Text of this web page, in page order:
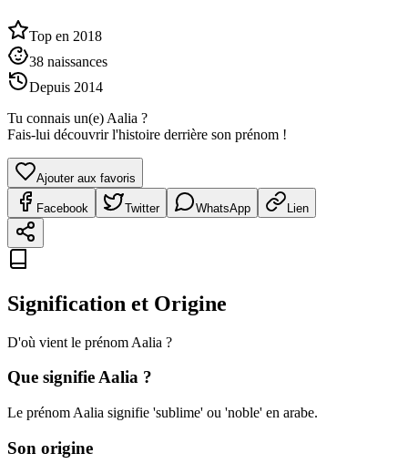
Top en 2018
38 naissances
Depuis 2014
Tu connais un(e) Aalia ?
Fais-lui découvrir l'histoire derrière son prénom !
Ajouter aux favoris
Facebook Twitter WhatsApp Lien
Signification et Origine
D'où vient le prénom Aalia ?
Que signifieAalia ?
Le prénom Aalia signifie 'sublime' ou 'noble' en arabe.
Son origine